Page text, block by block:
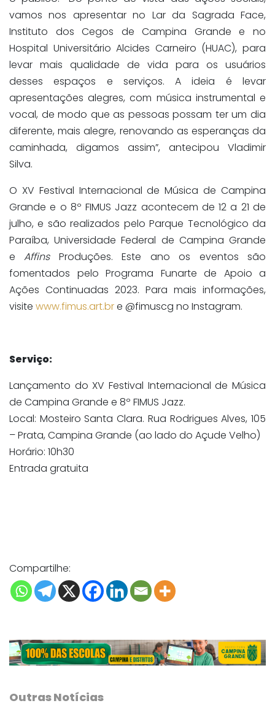
vamos nos apresentar no Lar da Sagrada Face,
Instituto dos Cegos de Campina Grande e no
Hospital Universitário Alcides Carneiro (HUAC), para
levar mais qualidade de vida para os usuários
desses espaços e serviços. A ideia é levar
apresentações alegres, com música instrumental e
vocal, de modo que as pessoas possam ter um dia
diferente, mais alegre, renovando as esperanças da
caminhada, digamos assim”, antecipou Vladimir
Silva.
O XV Festival Internacional de Música de Campina
Grande e o 8º FIMUS Jazz acontecem de 12 a 21 de
julho, e são realizados pelo Parque Tecnológico da
Paraíba, Universidade Federal de Campina Grande
eAffinsProduções. Este ano os eventos são
fomentados pelo Programa Funarte de Apoio a
Ações Continuadas 2023. Para mais informações,
visite www.fimus.art.bre @fimuscg no Instagram.
Serviço:
Lançamento do XV Festival Internacional de Música
de Campina Grande e 8º FIMUS Jazz.
Local: Mosteiro Santa Clara. Rua Rodrigues Alves, 105
– Prata, Campina Grande (ao lado do Açude Velho)
Horário: 10h30
Entrada gratuita
Compartilhe:
Outras Notícias